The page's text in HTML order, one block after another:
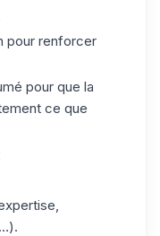
pour renforcer
pour que la
ce que